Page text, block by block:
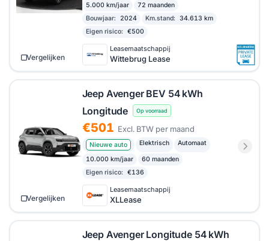
5.000 km/jaar
72 maanden
Bouwjaar:
2024 Km.stand:
34.613 km
Eigen risico:
€500
Leasemaatschappij
Wittebrug Lease
Vergelijken
Jeep Avenger BEV 54 kWh
Longitude
Op voorraad
€501 Excl. BTW per maand
Nieuwe auto Elektrisch Automaat
10.000 km/jaar
60 maanden
Eigen risico:
€136
Leasemaatschappij
XLLease
Vergelijken
Jeep Avenger Longitude 54 kWh